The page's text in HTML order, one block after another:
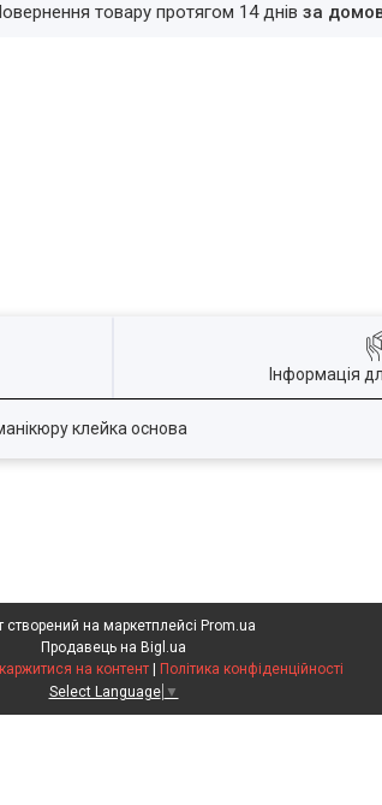
повернення товару протягом 14 днівза
Інформація
клейка основа
створений на маркетплейсі Prom.ua
Продавець на Bigl.ua
на контент
Політика конфіденційності
Select Language ▼